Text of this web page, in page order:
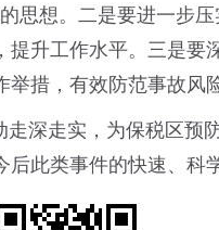
想。二是要进一步
升工作水平。三是
措，有效防范事故风
深走实，为保税区
此类事件的快速、科